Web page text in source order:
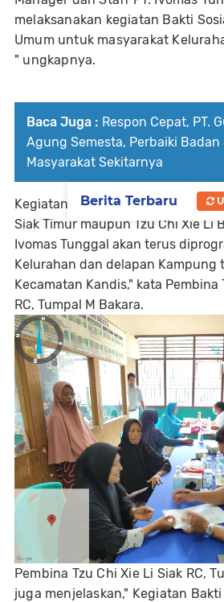
melaksanakan kegiatan Bakti
Umum untuk masyarakat
" ungkapnya.
Baca Juga : Respon Cepat, PT.
Agung Semesta, Perbaiki Badan
Masyarakat Sekitarnya
Kegiatan Bakti Sosial Pengobatan
Siak Timur maupun Tzu Chi Xie Li
Ivomas Tunggal akan terus
Kelurahan dan delapan Kampung
Kecamatan Kandis," kata Pembina
RC, Tumpal M Bakara.
Pembina Tzu Chi Xie Li Siak RC,
juga menjelaskan," Kegiatan
Berita Terbaru